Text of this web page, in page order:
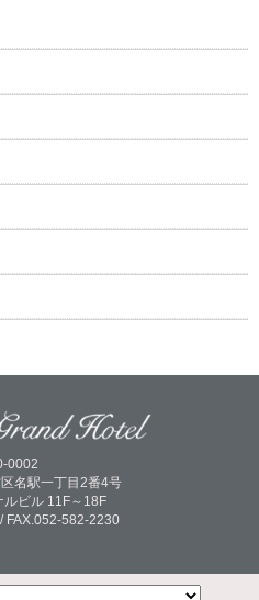
0002
名駅一丁目2番4号
ルビル 11F～18F
FAX.052-582-2230